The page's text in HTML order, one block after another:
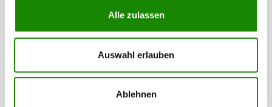
Alle zulassen
Auswahl erlauben
Ablehnen
Farbdüse. Er ist geeignet für SATAjet B. Verfügbare Größen: